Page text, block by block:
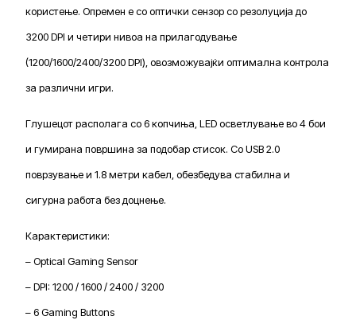
користење. Опремен е со оптички сензор со резолуција до
3200 DPI и четири нивоа на прилагодување
(1200/1600/2400/3200 DPI), овозможувајќи оптимална контрола
за различни игри.
Глушецот располага со 6 копчиња, LED осветлување во 4 бои
и гумирана површина за подобар стисок. Со USB 2.0
поврзување и 1.8 метри кабел, обезбедува стабилна и
сигурна работа без доцнење.
Карактеристики:
– Optical Gaming Sensor
– DPI: 1200 / 1600 / 2400 / 3200
– 6 Gaming Buttons